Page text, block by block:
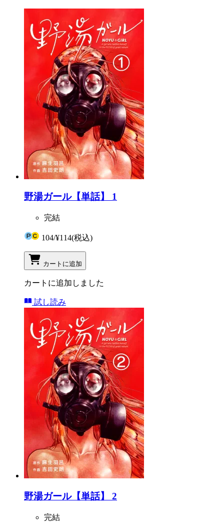
野湯ガール【単話】 1
完結
104/¥114(税込)
カートに追加
カートに追加しました
試し読み
野湯ガール【単話】 2
完結